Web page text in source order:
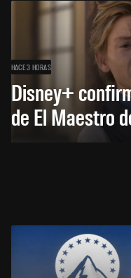
HACE 3 HORAS
Disney+
de El Maestro